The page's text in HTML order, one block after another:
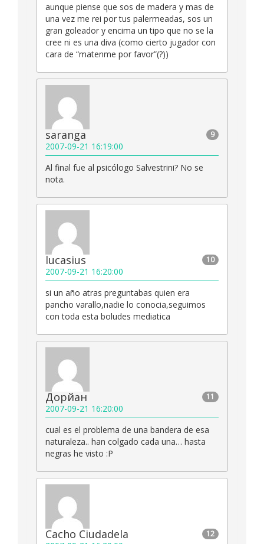
aunque piense que sos de madera y mas de
una vez me rei por tus palermeadas, sos un
gran goleador y encima un tipo que no se la
cree ni es una diva (como cierto jugador con
cara de “matenme por favor”(?))
9
saranga
2007-09-21 16:19:00
Al final fue al psicólogo Salvestrini? No se
nota.
10
lucasius
2007-09-21 16:20:00
si un año atras preguntabas quien era
pancho varallo,nadie lo conocia,seguimos
con toda esta boludes mediatica
11
Дорйан
2007-09-21 16:20:00
cual es el problema de una bandera de esa
naturaleza.. han colgado cada una… hasta
negras he visto :P
12
Cacho Ciudadela